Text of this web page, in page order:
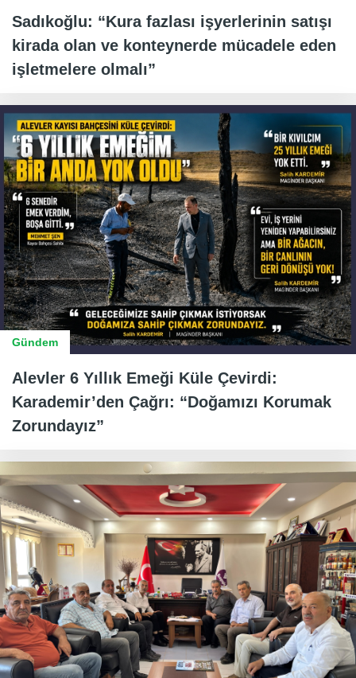
Sadıkoğlu: “Kura fazlası işyerlerinin satışı
kirada olan ve konteynerde mücadele eden
işletmelere olmalı”
Gündem
Alevler 6 Yıllık Emeği Küle Çevirdi:
Karademir’den Çağrı: “Doğamızı Korumak
Zorundayız”